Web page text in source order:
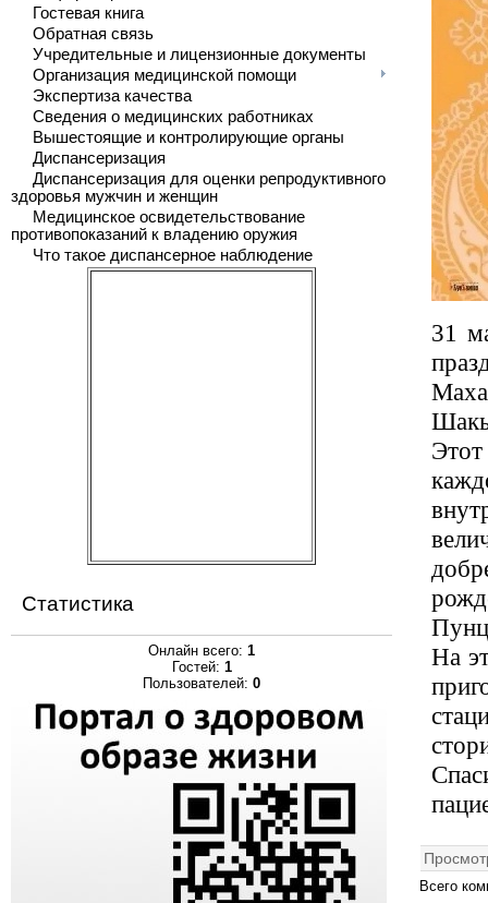
Гостевая книга
Обратная связь
Учредительные и лицензионные документы
Организация медицинской помощи
Экспертиза качества
Сведения о медицинских работниках
Вышестоящие и контролирующие органы
Диспансеризация
Диспансеризация для оценки репродуктивного
здоровья мужчин и женщин
Медицинское освидетельствование
противопоказаний к владению оружия
Что такое диспансерное наблюдение
Статистика
Онлайн всего: 1
Гостей: 1
Пользователей: 0
31
На
Всего